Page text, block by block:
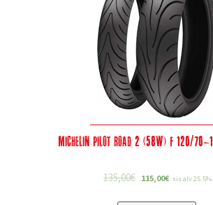
Michelin Pilot Road 2 (58W) F 120/70-
135,00€ 115,00€ sis alv 25.5%